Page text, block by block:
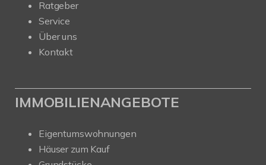
Ratgeber
Service
Über uns
Kontakt
IMMOBILIENANGEBOTE
Eigentumswohnungen
Häuser zum Kauf